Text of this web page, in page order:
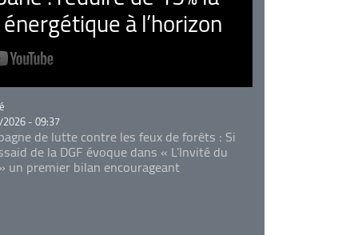
à l’horizon
- 09:37
de lutte contre les feux de forêts : Si
de la DGF évoque dans « L'Invité du
un premier bilan encourageant